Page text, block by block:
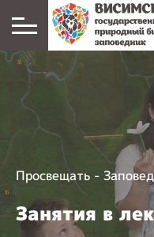
Просвещать -
Занятия в